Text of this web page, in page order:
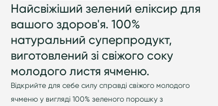
Найсвіжіший зелений еліксир для
вашого здоров'я. 100%
натуральний суперпродукт,
виготовлений зі свіжого соку
молодого листя ячменю.
Відкрийте для себе силу справді свіжого молодого
ячменю у вигляді 100% зеленого порошку з